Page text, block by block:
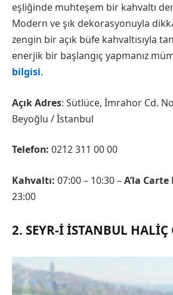
eşliğinde muhteşem bir kahvaltı
Modern ve şık dekorasyonuyla
zengin bir açık büfe kahvaltısıyla
enerjik bir başlangıç yapmanız
bilgisi.
Açık Adres: Sütlüce, İmrahor Cd.
Beyoğlu / İstanbul
Telefon: 0212 311 00 00
Kahvaltı: 07:00 – 10:30 –A’la Carte
23:00
2. SEYR-I İSTANBUL HALIÇ